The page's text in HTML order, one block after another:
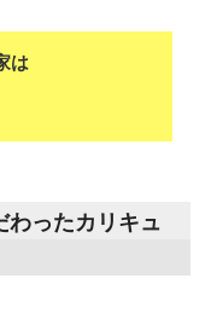
は
わったカリキュ